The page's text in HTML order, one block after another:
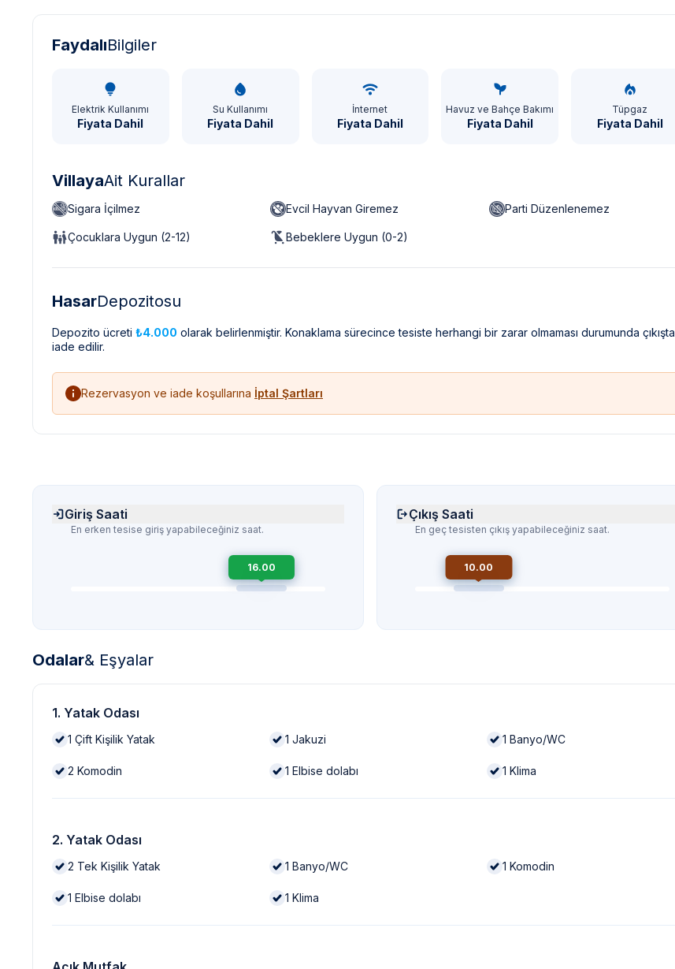
FaydalıBilgiler
Elektrik Kullanımı
Fiyata Dahil
Su Kullanımı
Fiyata Dahil
İnternet
Fiyata Dahil
Havuz ve Bahçe Bakımı
Fiyata Dahil
Tüpgaz
Fiyata Dahil
VillayaAit Kurallar
Sigara İçilmez Evcil Hayvan Giremez Parti Düzenlenemez
Çocuklara Uygun (2-12) Bebeklere Uygun (0-2)
HasarDepozitosu
Depozito ücreti ₺4.000 olarak belirlenmiştir. Konaklama sürecince tesiste herhangi bir zarar olmaması durumunda çıkışta
iade edilir.
Rezervasyon ve iade koşullarına İptal Şartları
Giriş Saati
En erken tesise giriş yapabileceğiniz saat.
16.00
Çıkış Saati
En geç tesisten çıkış yapabileceğiniz saat.
10.00
Odalar& Eşyalar
1. Yatak Odası
1 Çift Kişilik Yatak 1 Jakuzi 1 Banyo/WC
2 Komodin 1 Elbise dolabı 1 Klima
2. Yatak Odası
2 Tek Kişilik Yatak 1 Banyo/WC 1 Komodin
1 Elbise dolabı 1 Klima